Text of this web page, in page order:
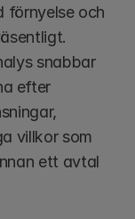
förnyelse och
snabbar
efter
villkor som
ett avtal